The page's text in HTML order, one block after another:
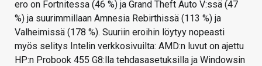
ero on Fortnitessa (46 %) ja Grand Theft Auto V:ssä (47
%) ja suurimmillaan Amnesia Rebirthissä (113 %) ja
Valheimissä (178 %). Suuriin eroihin löytyy nopeasti
myös selitys Intelin verkkosivuilta: AMD:n luvut on ajettu
HP:n Probook 455 G8:lla tehdasasetuksilla ja Windowsin